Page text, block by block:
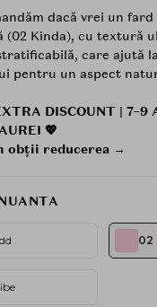
dacă vrei un fard
(02 Kinda), cu textură
care ajută
pentru un aspect
DISCOUNT | 7–9
💖
obții reducerea →
02